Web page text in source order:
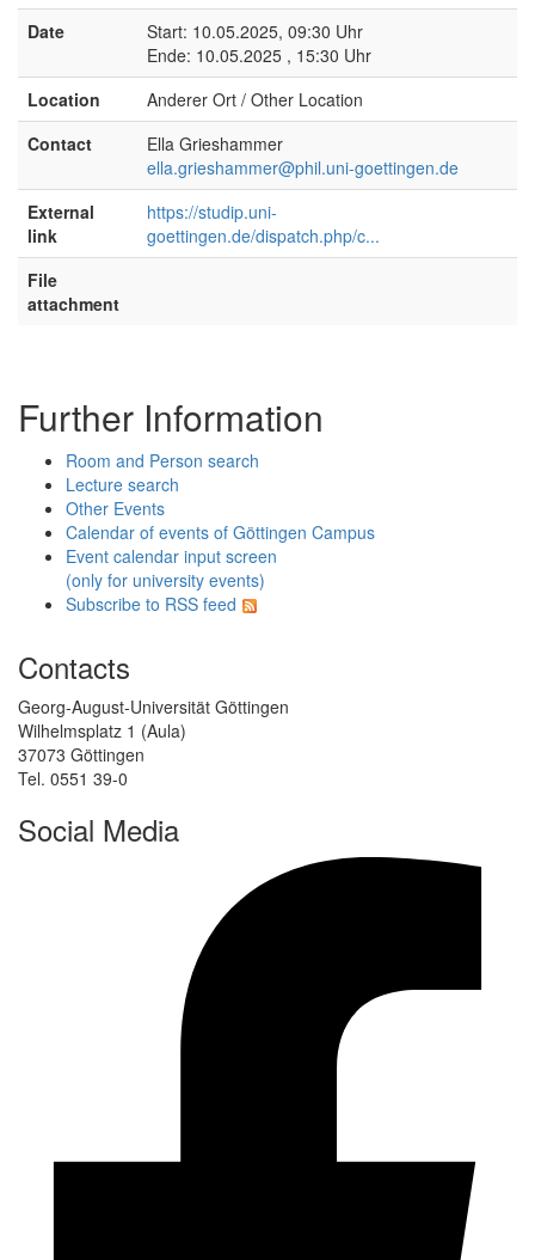
Date
Start: 10.05.2025, 09:30 Uhr
Ende: 10.05.2025 , 15:30 Uhr
Location
Anderer Ort / Other Location
Contact
Ella Grieshammer
ella.grieshammer@phil.uni-goettingen.de
External
link
https://studip.uni-
goettingen.de/dispatch.php/c...
File
attachment
Further Information
Room and Person search
Lecture search
Other Events
Calendar of events of Göttingen Campus
Event calendar input screen
(only for university events)
Subscribe to RSS feed
Contacts
Georg-August-Universität Göttingen
Wilhelmsplatz 1 (Aula)
37073 Göttingen
Tel. 0551 39-0
Social Media